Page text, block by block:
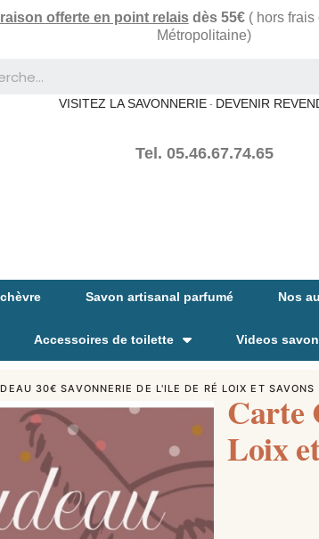
VISITEZ LA SAVONNERIE - DEVENIR
Tel. 05.46.67.74.65
offerte en point relaisdès 55€( hors frais
Métropolitaine)
Savon artisanal parfumé Nos
Accessoires de toilette Videos
30€ SAVONNERIE DE L'ILE DE RÉ LOIX ET SAVONS
Carte
Loix